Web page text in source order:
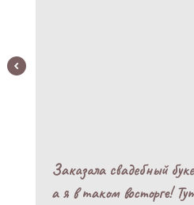
Заказала свадебный
а я в таком восторге!